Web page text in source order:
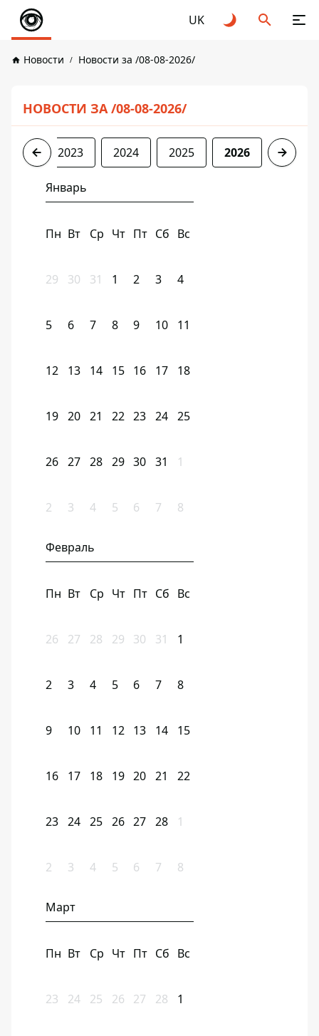
UK
Новости Новости за /08-08-2026/
НОВОСТИ ЗА /08-08-2026/
2022 2023 2024 2025 2026
Январь
Пн Вт Ср Чт Пт Сб Вс
29 30 31 1 2 3 4
5 6 7 8 9 10 11
12 13 14 15 16 17 18
19 20 21 22 23 24 25
26 27 28 29 30 31 1
2 3 4 5 6 7 8
Февраль
Пн Вт Ср Чт Пт Сб Вс
26 27 28 29 30 31 1
2 3 4 5 6 7 8
9 10 11 12 13 14 15
16 17 18 19 20 21 22
23 24 25 26 27 28 1
2 3 4 5 6 7 8
Март
Пн Вт Ср Чт Пт Сб Вс
23 24 25 26 27 28 1